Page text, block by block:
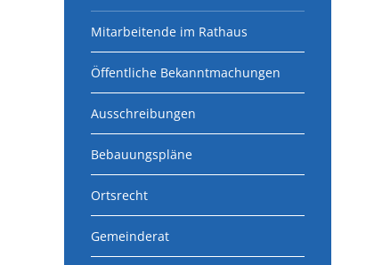
Mitarbeitende im Rathaus
Öffentliche Bekanntmachungen
Ausschreibungen
Bebauungspläne
Ortsrecht
Gemeinderat